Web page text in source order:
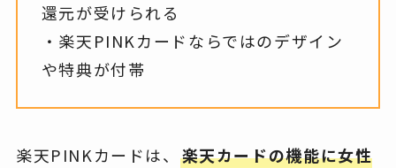
還元が受けられる
・楽天PINKカードならではのデザイン
や特典が付帯
楽天PINKカードは、 楽天カードの機能に女性